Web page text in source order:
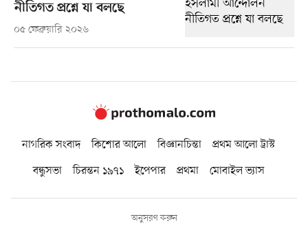
নীতিগত প্রশ্নে যা বলছে
০৫ ফেব্রুয়ারি ২০২৬
নাগরিক সংবাদ কিশোর আলো বিজ্ঞানচিন্তা
প্রথম আলো ট্রাস্ট
বন্ধুসভা
চিরন্তন ১৯৭১ ইপেপার প্রথমা মোবাইল ভ্যাস
অনুসরণ করুন